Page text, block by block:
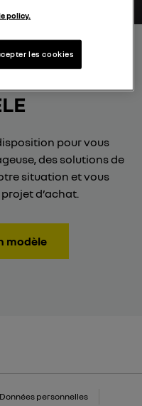
pour vous
des solutions de
situation et vous
d’achat.
modèle
Données personnelles
policy.
les cookies